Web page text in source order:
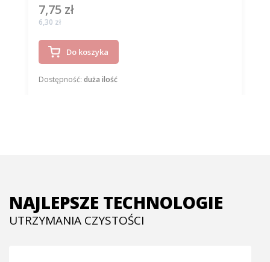
Cena
7,75 zł
Cena
6,30 zł
Do koszyka
Dostępność: duża ilość
NAJLEPSZE TECHNOLOGIE
UTRZYMANIA CZYSTOŚCI